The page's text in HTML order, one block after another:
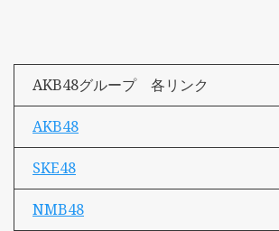
AKB48グループ 各リンク
AKB48
SKE48
NMB48